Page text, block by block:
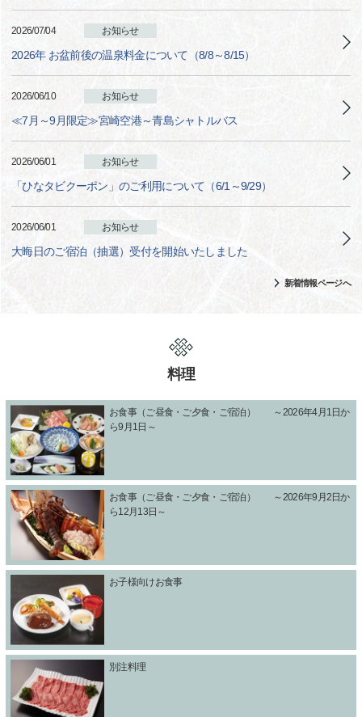
2026/07/04 お知らせ
2026年 お盆前後の温泉料金について（8/8～8/15）
2026/06/10 お知らせ
≪7月～9月限定≫宮崎空港～青島シャトルバス
2026/06/01 お知らせ
「ひなタビクーポン」のご利用について（6/1～9/29）
2026/06/01 お知らせ
大晦日のご宿泊（抽選）受付を開始いたしました
新着情報ページへ
料理
お食事（ご昼食・ご夕食・ご宿泊） ～2026年4月1日か
ら9月1日～
お食事（ご昼食・ご夕食・ご宿泊） ～2026年9月2日か
ら12月13日～
お子様向けお食事
別注料理